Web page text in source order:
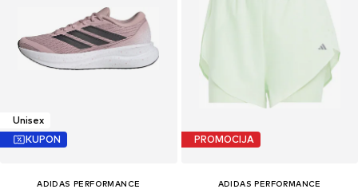
Unisex
KUPON
ADIDAS PERFORMANCE
PROMOCIJA
ADIDAS PERFORMANCE